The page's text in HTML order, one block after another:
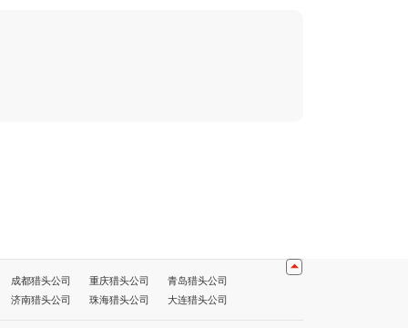
成都猎头公司 重庆猎头公司
青岛猎头公司
济南猎头公司
珠海猎头公司
大连猎头公司